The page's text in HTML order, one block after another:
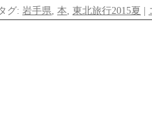
グ: 岩手県 本 東北旅行2015夏 |